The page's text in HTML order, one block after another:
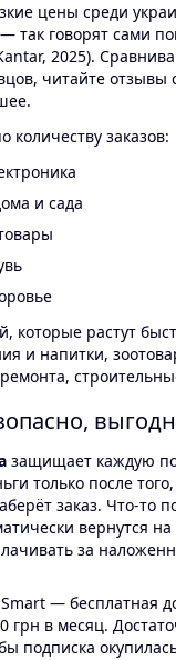
цены среди
так говорят сами
2025).
читайте отзывы
количеству заказов:
и сада
которые растут
и напитки,
защищает каждую
только после
заказ. Что-то
вернутся
за
— бесплатная
грн в месяц.
подписка